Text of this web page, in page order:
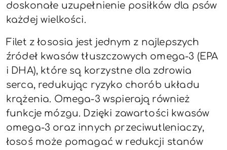
doskonałe uzupełnienie posiłków dla psów
każdej wielkości.
Filet z łososia jest jednym z najlepszych
źródeł kwasów tłuszczowych omega-3 (EPA
i DHA), które są korzystne dla zdrowia
serca, redukując ryzyko chorób układu
krążenia. Omega-3 wspierają również
funkcje mózgu. Dzięki zawartości kwasów
omega-3 oraz innych przeciwutleniaczy,
łosoś może pomagać w redukcji stanów